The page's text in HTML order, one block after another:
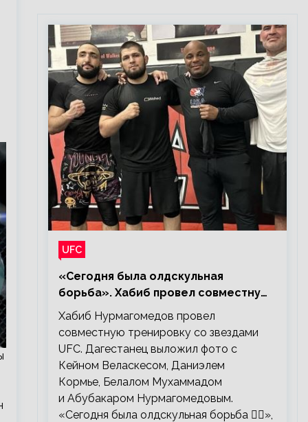
UFC
«Сегодня была олдскульная
борьба». Хабиб провел совместную
тренировку со звездами UFC
Хабиб Нурмагомедов провел
совместную тренировку со звездами
UFC. Дагестанец выложил фото с
Кейном Веласкесом, Даниэлем
Кормье, Белалом Мухаммадом
и Абубакаром Нурмагомедовым.
«Сегодня была олдскульная борьба 🤼‍♂️»,